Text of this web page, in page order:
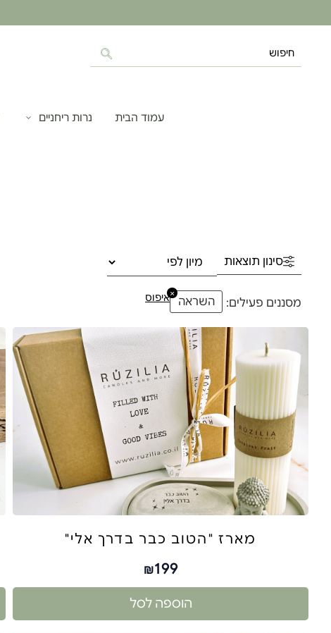
עמוד הבית נרות ריחניים
סינון תוצאות
מסננים פעילים: השראה
×איפוס
מארז "הטוב כבר בדרך אלי"
₪199
הוספה לסל